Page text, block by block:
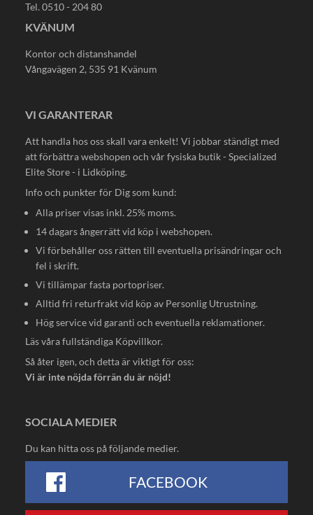
Tel. 0510 - 204 80
KVÄNUM
Kontor och distanshandel
Vångavägen 2, 535 91 Kvänum
VI GARANTERAR
Att handla hos oss skall vara enkelt! Vi jobbar ständigt med
att förbättra webshopen och vår fysiska butik - Specialized
Elite Store - i Lidköping.
Info och punkter för Dig som kund:
Alla priser visas inkl. 25% moms.
14 dagars ångerrätt vid köp i webshopen.
Vi förbehåller oss rätten till eventuella prisändringar och
fel i skrift.
Vi tillämpar fasta portopriser.
Alltid fri returfrakt vid köp av Personlig Utrustning.
Hög service vid garanti och eventuella reklamationer.
Läs våra fullständiga Köpvillkor.
Så åter igen, och detta är viktigt för oss:
Vi är inte nöjda förrän du är nöjd!
SOCIALA MEDIER
Du kan hitta oss på följande medier.
FACEBOOK